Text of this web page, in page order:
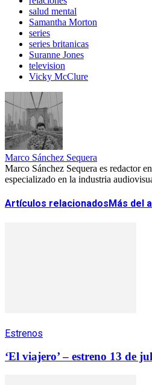
salud mental
Samantha Morton
series
series britanicas
Suranne Jones
television
Vicky McClure
Marco Sánchez Sequera
Marco Sánchez Sequera es redactor
especializado en la industria
Artículos relacionados Más del
Estrenos
‘El viajero’ – estreno 13 de